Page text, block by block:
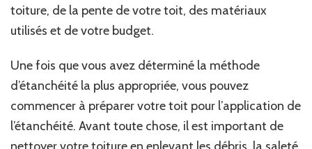
toiture, de la pente de votre toit, des matériaux
utilisés et de votre budget.
Une fois que vous avez déterminé la méthode
d’étanchéité la plus appropriée, vous pouvez
commencer à préparer votre toit pour l’application de
l’étanchéité. Avant toute chose, il est important de